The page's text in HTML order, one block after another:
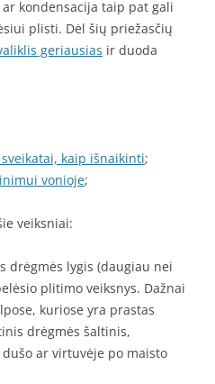
kondensacija taip pat gali
plisti. Dėl šių priežasčių
geriausias ir duoda
kaip išnaikinti;
vonioje;
veiksniai:
drėgmės lygis (daugiau nei
plitimo veiksnys. Dažnai
kuriose yra prastas
drėgmės šaltinis,
ar virtuvėje po maisto